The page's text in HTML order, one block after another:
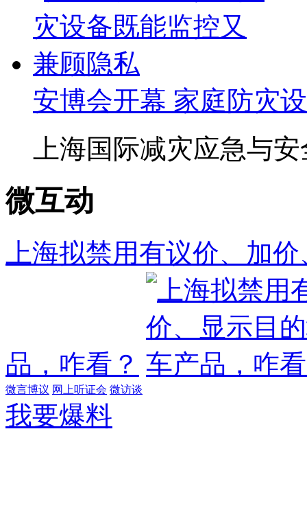
安博会开幕 家庭防灾
上海国际减灾应急与
微互动
上海拟禁用有议价、加
品，咋看？
微言博议 网上听证会 微访谈
我要爆料